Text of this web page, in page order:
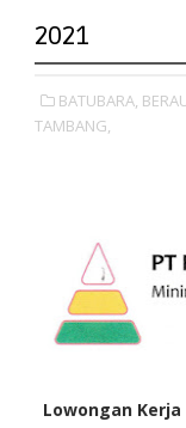
2021
BATUBARA,
TAMBANG,
Lowongan